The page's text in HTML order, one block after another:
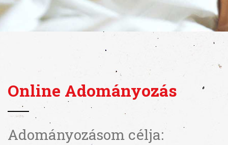
Online Adományozás
Adományozásom célja: